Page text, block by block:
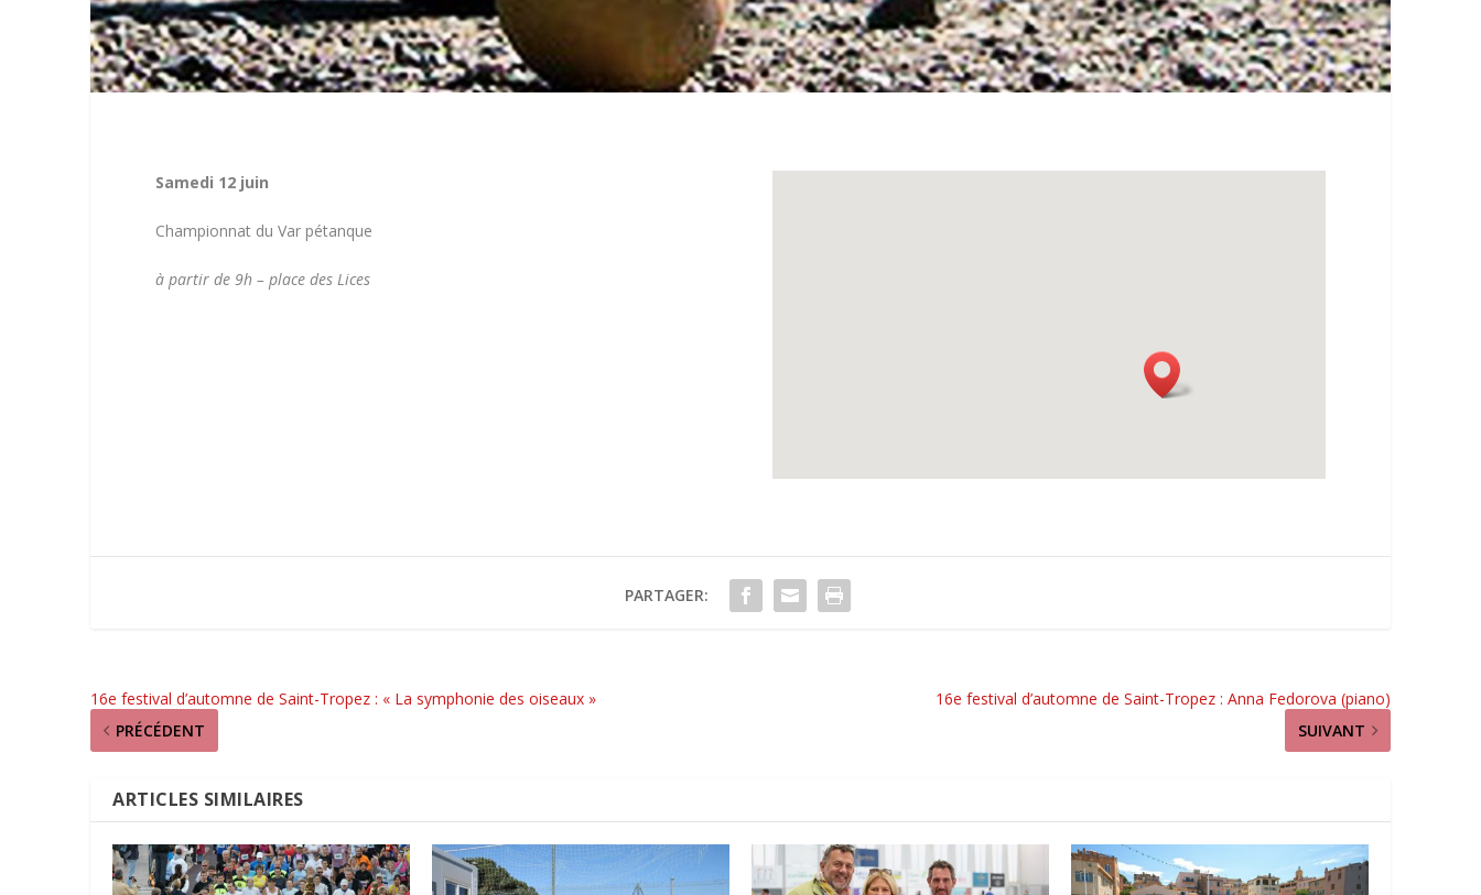
Samedi 12 juin
Championnat du Var pétanque
à partir de 9h – place des Lices
PARTAGER:
16e festival d’automne de Saint-Tropez : « La symphonie des oiseaux »
PRÉCÉDENT
16e festival d’automne de Saint-Tropez : Anna Fedorova (piano)
SUIVANT
ARTICLES SIMILAIRES